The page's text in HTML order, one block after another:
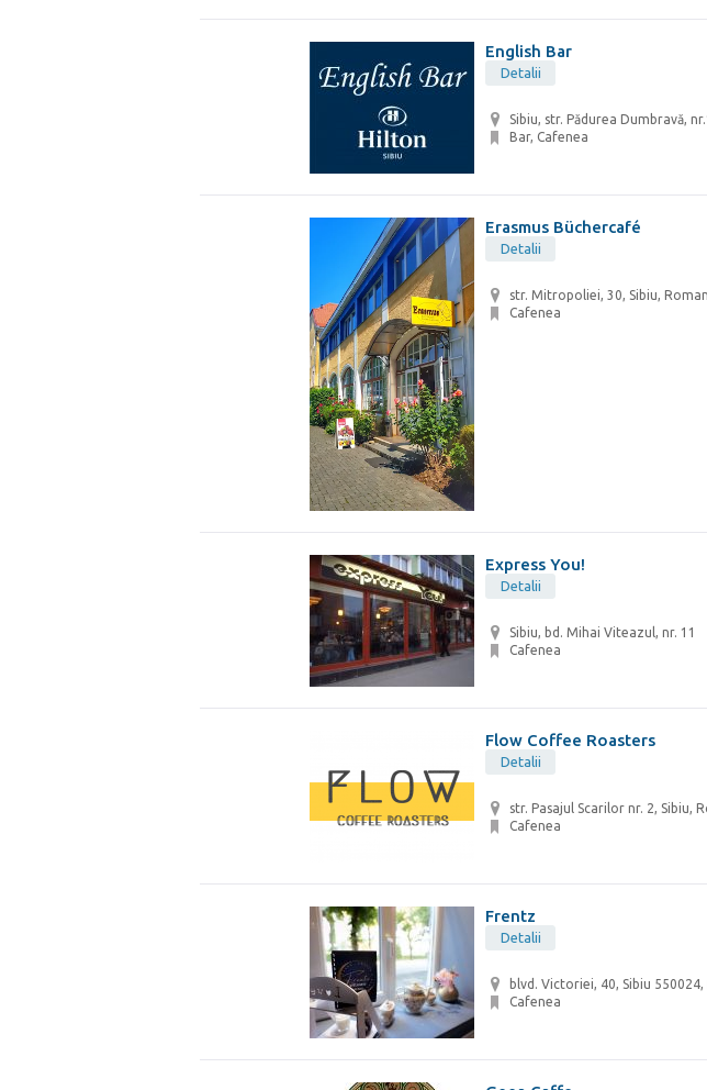
English Bar
Detalii
Sibiu, str. Pădurea Dumbravă,
Bar, Cafenea
Erasmus Büchercafé
Detalii
str. Mitropoliei, 30, Sibiu,
Cafenea
Express You!
Detalii
Sibiu, bd. Mihai Viteazul, nr. 11
Cafenea
Flow Coffee Roasters
Detalii
str. Pasajul Scarilor nr. 2, Sibiu,
Cafenea
Frentz
Detalii
blvd. Victoriei, 40, Sibiu
Cafenea